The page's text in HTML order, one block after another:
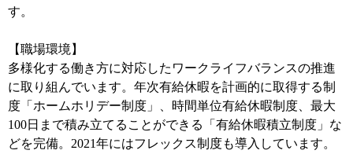
す。
【職場環境】
多様化する働き方に対応したワークライフバランスの推進
に取り組んでいます。年次有給休暇を計画的に取得する制
度「ホームホリデー制度」、時間単位有給休暇制度、最大
100日まで積み立てることができる「有給休暇積立制度」な
どを完備。2021年にはフレックス制度も導入しています。